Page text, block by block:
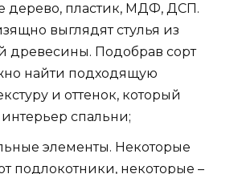
дерево, пластик, МДФ, ДСП.
выглядят стулья из
древесины. Подобрав сорт
найти подходящую
и оттенок, который
спальни;
элементы. Некоторые
подлокотники, некоторые –